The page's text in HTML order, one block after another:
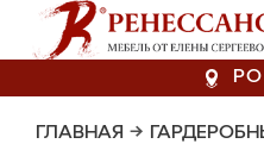
ГЛАВНАЯ →